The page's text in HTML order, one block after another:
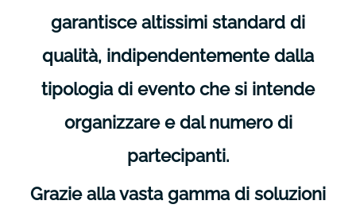
garantisce altissimi standard di
qualità, indipendentemente dalla
tipologia di evento che si intende
organizzare e dal numero di
partecipanti.
Grazie alla vasta gamma di soluzioni